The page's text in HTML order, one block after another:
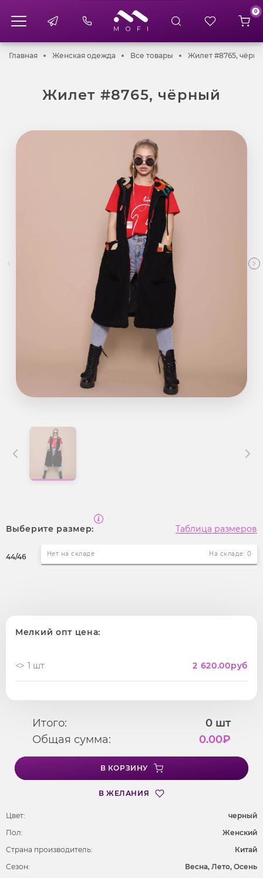
0
ГлавнаяГлавнаяЖенская одежда Женская одежда
Все товары Все товары
Жилет #8765,
Жилет #8765, чёрный
Выберите размер: Таблица размеров
44/46 Нет на складе На складе: 0
Мелкий опт цена:
1 шт 2 620.00руб
Итого: 0 шт
Общая сумма:
0.00₽
В КОРЗИНУ
В ЖЕЛАНИЯ
Цвет:
черный
Пол:
Женский
Страна производитель:
Китай
Сезон:
Весна, Лето, Осень